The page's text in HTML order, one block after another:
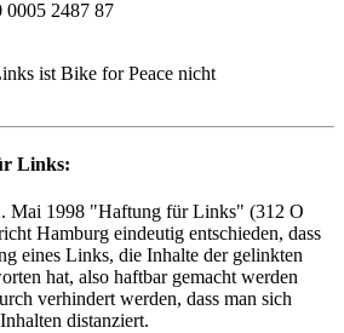
2487 87
ist Bike for Peace nicht
Links:
Mai 1998 "Haftung für Links" (312 O
Hamburg eindeutig entschieden, dass
eines Links, die Inhalte der gelinkten
hat, also haftbar gemacht werden
verhindert werden, dass man sich
distanziert.